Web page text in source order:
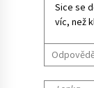
Sice se
víc, než